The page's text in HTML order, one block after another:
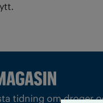
tidning om droger